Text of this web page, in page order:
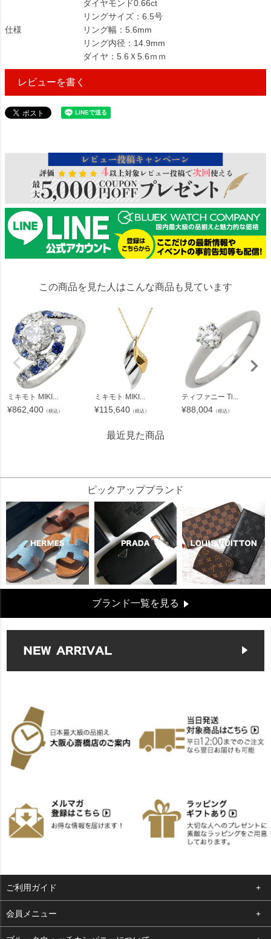
仕様
ダイヤモンド0.66ct
リングサイズ：6.5号
リング幅：5.6mm
リング内径：14.9mm
ダイヤ：5.6Ｘ5.6ｍｍ
レビューを書く
この商品を見た人はこんな商品も見ています
ミキモト MIKI...
¥862,400 （税込）
ミキモト MIKI...
¥115,640 （税込）
ティファニー Ti...
¥88,004 （税込）
最近見た商品
ピックアップブランド
ブランド一覧を見る
ご利用ガイド
よくある質問
会員メニュー